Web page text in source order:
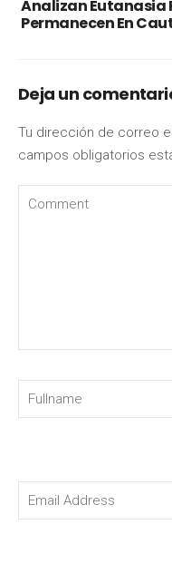
Analizan Eutanasia
Permanecen En
Deja un
Tu dirección de correo
campos obligatorios